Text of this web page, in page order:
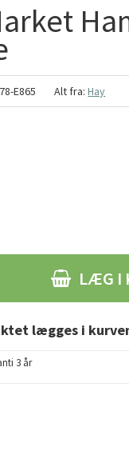
E865 Alt fra:Hay
LÆG I
lægges i
3 år